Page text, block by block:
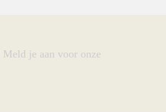
je aan voor onze